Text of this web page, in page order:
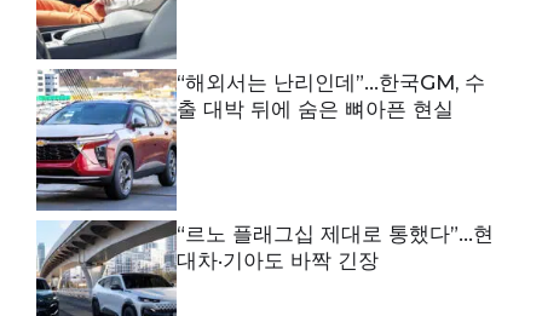
“해외서는 난리인데”…한국GM, 수
출 대박 뒤에 숨은 뼈아픈 현실
“르노 플래그십 제대로 통했다”…현
대차·기아도 바짝 긴장